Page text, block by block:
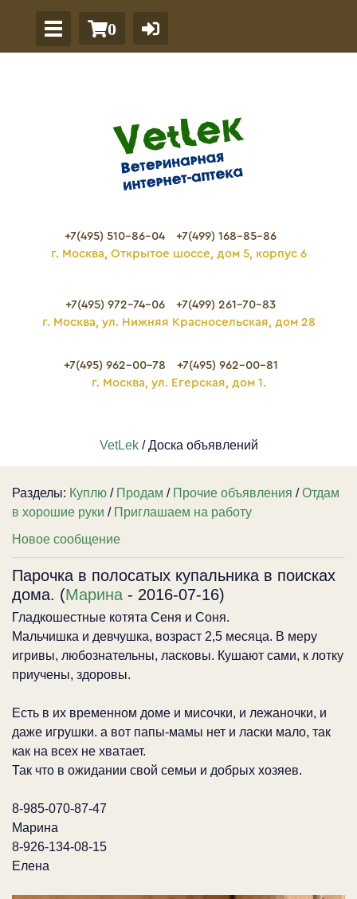
0
+7(495) 510-86-04
+7(499) 168-85-86
г. Москва, Открытое шоссе, дом 5, корпус 6
+7(495) 972-74-06
+7(499) 261-70-83
г. Москва, ул. Нижняя Красносельская, дом 28
+7(495) 962-00-78
+7(495) 962-00-81
г. Москва, ул. Егерская, дом 1.
VetLek/ Доска объявлений
Разделы: Куплю / Продам / Прочие объявления /Отдам
в хорошие руки / Приглашаем на работу
Новое сообщение
Парочка в полосатых купальника в поисках
дома. (Марина - 2016-07-16)
Гладкошестные котята Сеня и Соня.
Мальчишка и девчушка, возраст 2,5 месяца. В меру
игривы, любознательны, ласковы. Кушают сами, к лотку
приучены, здоровы.
Есть в их временном доме и мисочки, и лежаночки, и
даже игрушки. а вот папы-мамы нет и ласки мало, так
как на всех не хватает.
Так что в ожидании свой семьи и добрых хозяев.
8-985-070-87-47
Марина
8-926-134-08-15
Елена